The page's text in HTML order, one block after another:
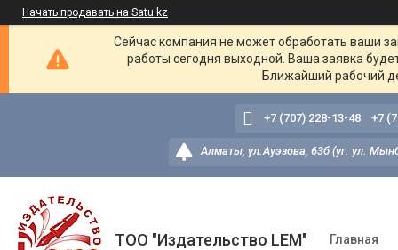
Начать продавать на Satu.kz
Сейчас компания не может обработать ваши
работы сегодня выходной. Ваша заявка
Ближайший рабочий
Алматы, ул.Ауэзова, 63б (уг. ул.
+7 (707) 228-13-48 +7
ТОО "Издательство LEM" Главная